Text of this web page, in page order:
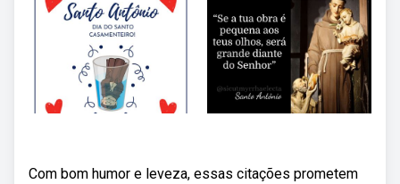
Com bom humor e leveza, essas citações prometem